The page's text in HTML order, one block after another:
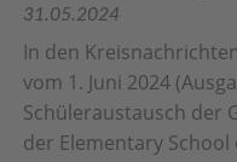
31.05.2024
In den
vom 1. Juni 2024
Schüleraustausch der
der Elementary School